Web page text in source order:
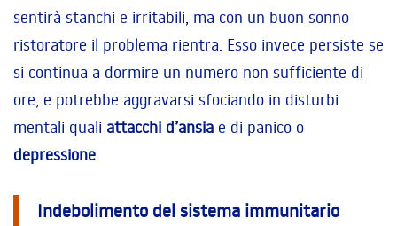
sentirà stanchi e irritabili, ma con un buon sonno
ristoratore il problema rientra. Esso invece persiste se
si continua a dormire un numero non sufficiente di
ore, e potrebbe aggravarsi sfociando in disturbi
mentali quali attacchi d’ansia e di panico o
depressione.
Indebolimento del sistema immunitario